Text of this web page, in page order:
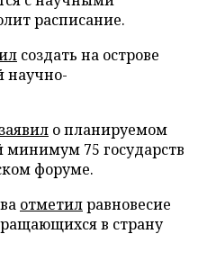
расписание.
создать на острове
научно-
заявил о планируемом
минимум 75 государств
форуме.
отметилравновесие
в страну